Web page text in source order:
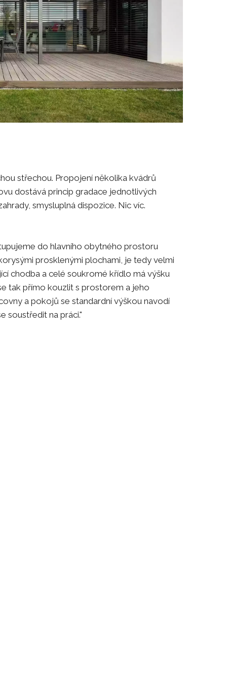
střechou. Propojení několika kvádrů
dostává princip gradace jednotlivých
smysluplná dispozice. Nic víc.
do hlavního obytného prostoru
prosklenými plochami, je tedy velmi
chodba a celé soukromé křídlo má výšku
tak přímo kouzlit s prostorem a jeho
a pokojů se standardní výškou navodí
soustředit na práci."